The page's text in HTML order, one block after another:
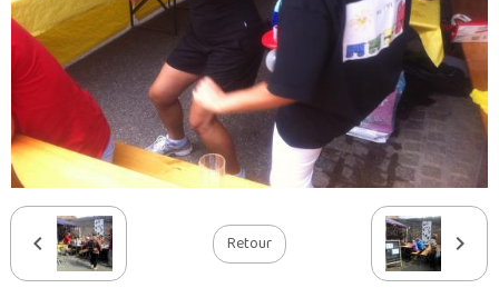
Retour